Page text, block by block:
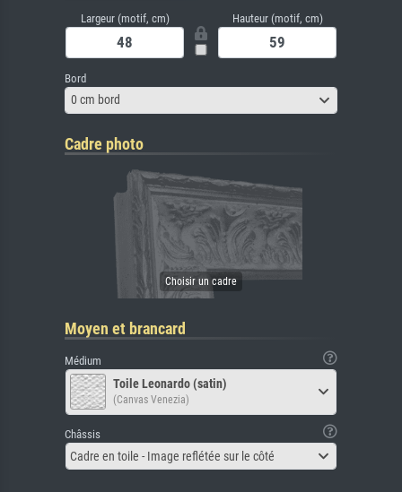
Largeur (motif, cm) Hauteur (motif, cm)
Bord
0 cm bord
Cadre photo
Moyen et brancard
Médium
Toile Leonardo (satin)
(Canvas Venezia)
Châssis
Cadre en toile - Image reflétée sur le côté